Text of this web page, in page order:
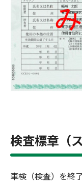
検査標章（
車検（検査）を終